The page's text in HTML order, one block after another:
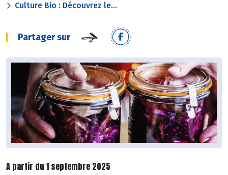
Culture Bio : Découvrez le...
Partager sur
A partir du 1 septembre 2025